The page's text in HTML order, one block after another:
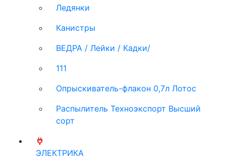
Ледянки
Канистры
ВЕДРА / Лейки / Кадки/
111
Опрыскиватель-флакон 0,7л Лотос
Распылитель Техноэкспорт Высший
сорт
ЭЛЕКТРИКА